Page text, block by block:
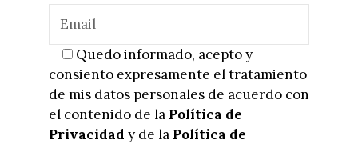
Quedo informado, acepto y
consiento expresamente el tratamiento
de mis datos personales de acuerdo con
el contenido de la Política de
Privacidad y de la Política de